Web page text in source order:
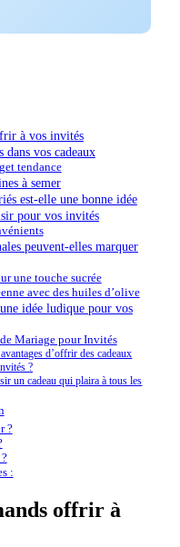
à vos invités
dans vos cadeaux
tendance
à semer
est-elle une bonne idée
pour vos invités
peuvent-elles marquer
une touche sucrée
avec des huiles d’olive
idée ludique pour vos
Mariage pour Invités
d’offrir des cadeaux
?
un cadeau qui plaira à tous les
?
:
offrir à